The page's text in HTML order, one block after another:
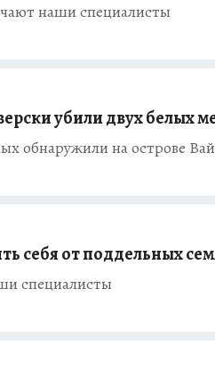
наши специалисты
убили двух белых
обнаружили на острове
себя от поддельных
специалисты